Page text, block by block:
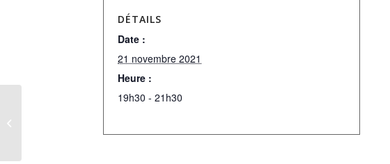
DÉTAILS
Date :
21 novembre 2021
Heure :
19h30 - 21h30